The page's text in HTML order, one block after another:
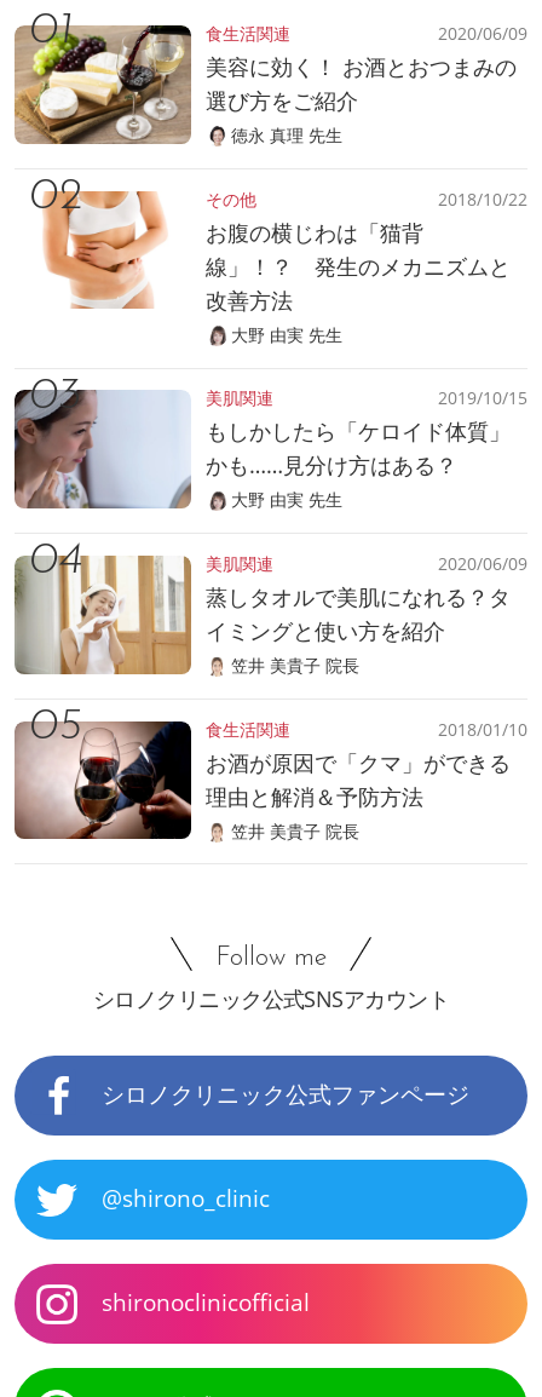
食生活関連 2020/06/09
美容に効く！ お酒とおつまみの
選び方をご紹介
徳永 真理 先生
その他 2018/10/22
お腹の横じわは「猫背
線」！？ 発生のメカニズムと
改善方法
大野 由実 先生
美肌関連 2019/10/15
もしかしたら「ケロイド体質」
かも……見分け方はある？
大野 由実 先生
美肌関連 2020/06/09
蒸しタオルで美肌になれる？タ
イミングと使い方を紹介
笠井 美貴子 院長
食生活関連 2018/01/10
お酒が原因で「クマ」ができる
理由と解消＆予防方法
笠井 美貴子 院長
Follow me
シロノクリニック公式SNSアカウント
シロノクリニック公式ファンページ
@shirono_clinic
shironoclinicofficial